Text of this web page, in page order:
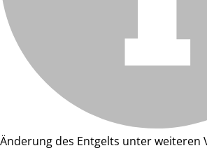
Änderung des Entgelts unter weiteren